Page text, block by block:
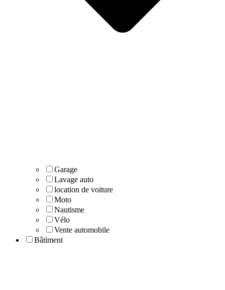
Garage
Lavage auto
location de voiture
Moto
Nautisme
Vélo
Vente automobile
Bâtiment